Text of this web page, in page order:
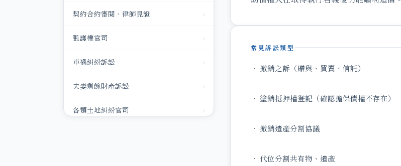
契約合約審閱、律師見證 ›
監護權官司 ›
車禍糾紛訴訟 ›
夫妻剩餘財產訴訟 ›
各類土地糾紛官司 ›
常見訴訟類型
• 撤銷之訴（贈與、買賣、信託）
• 塗銷抵押權登記（確認擔保債權不存在）
• 撤銷遺產分割協議
• 代位分割共有物、遺產